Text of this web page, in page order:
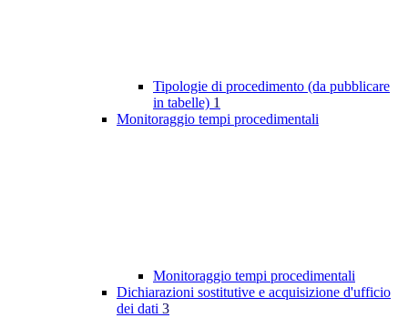
Tipologie di procedimento (da pubblicare
in tabelle) 1
Monitoraggio tempi procedimentali
Monitoraggio tempi procedimentali
Dichiarazioni sostitutive e acquisizione d'ufficio
dei dati 3